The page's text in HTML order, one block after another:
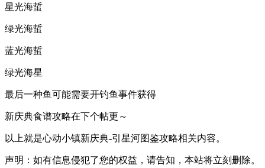
星光海蜇
绿光海蜇
蓝光海蜇
绿光海星
最后一种鱼可能需要开钓鱼事件获得
新庆典食谱攻略在下个帖更～
以上就是心动小镇新庆典-引星河图鉴攻略相关内容。
声明：如有信息侵犯了您的权益，请告知，本站将立刻删除。